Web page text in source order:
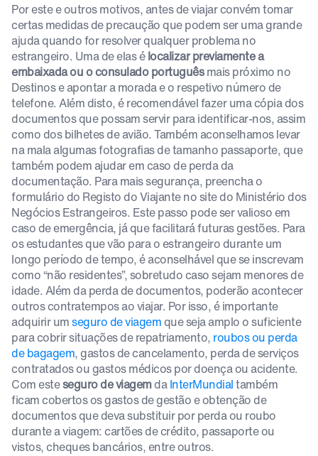
Por este e outros motivos, antes de viajar convém tomar
certas medidas de precaução que podem ser uma grande
ajuda quando for resolver qualquer problema no
estrangeiro. Uma de elas élocalizar previamente a
embaixada ou o consulado portuguêsmais próximo no
Destinos e apontar a morada e o respetivo número de
telefone. Além disto, é recomendável fazer uma cópia dos
documentos que possam servir para identificar-nos, assim
como dos bilhetes de avião. Também aconselhamos levar
na mala algumas fotografias de tamanho passaporte, que
também podem ajudar em caso de perda da
documentação. Para mais segurança, preencha o
formulário do Registo do Viajante no site do Ministério dos
Negócios Estrangeiros. Este passo pode ser valioso em
caso de emergência, já que facilitará futuras gestões. Para
os estudantes que vão para o estrangeiro durante um
longo período de tempo, é aconselhável que se inscrevam
como “não residentes”, sobretudo caso sejam menores de
idade. Além da perda de documentos, poderão acontecer
outros contratempos ao viajar. Por isso, é importante
adquirir umseguro de viagemque seja amplo o suficiente
para cobrir situações de repatriamento, roubos ou perda
de bagagem, gastos de cancelamento, perda de serviços
contratados ou gastos médicos por doença ou acidente.
Com esteseguro de viagemdaInterMundialtambém
ficam cobertos os gastos de gestão e obtenção de
documentos que deva substituir por perda ou roubo
durante a viagem: cartões de crédito, passaporte ou
vistos, cheques bancários, entre outros.